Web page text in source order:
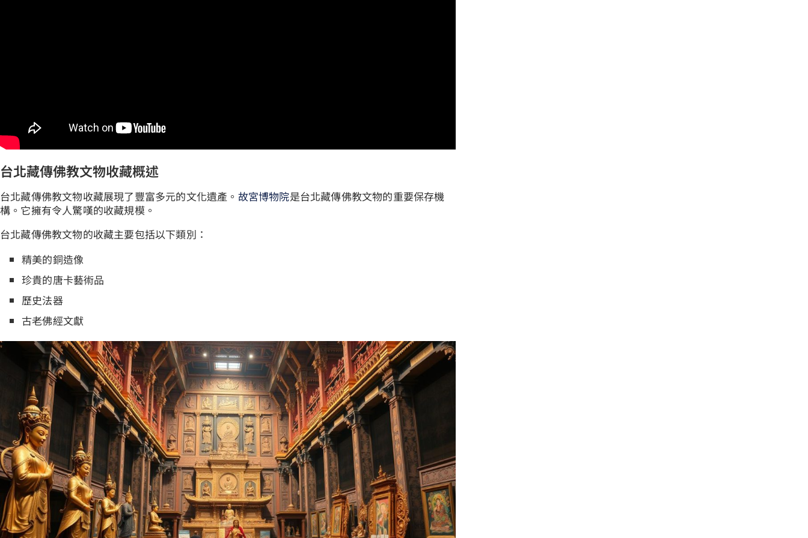
台北藏傳佛教文物收藏概述
台北藏傳佛教文物收藏展現了豐富多元的文化遺產。 故宮博物院是台北藏傳佛教文物的重要保存機
構。它擁有令人驚嘆的收藏規模。
台北藏傳佛教文物的收藏主要包括以下類別：
精美的銅造像
珍貴的唐卡藝術品
歷史法器
古老佛經文獻